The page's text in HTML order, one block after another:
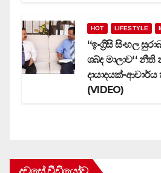
HOT LIFESTYLE
‘‘ඉංග්‍රීසි සිංහල
ශබ්ද මාලාව‘‘
දායාදයක්-
(VIDEO)